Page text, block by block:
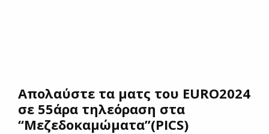
UΑπολαύστε τα ματς του EURO2024
σε 55άρα τηλεόραση στα
“Μεζεδοκαμώματα”(PICS)